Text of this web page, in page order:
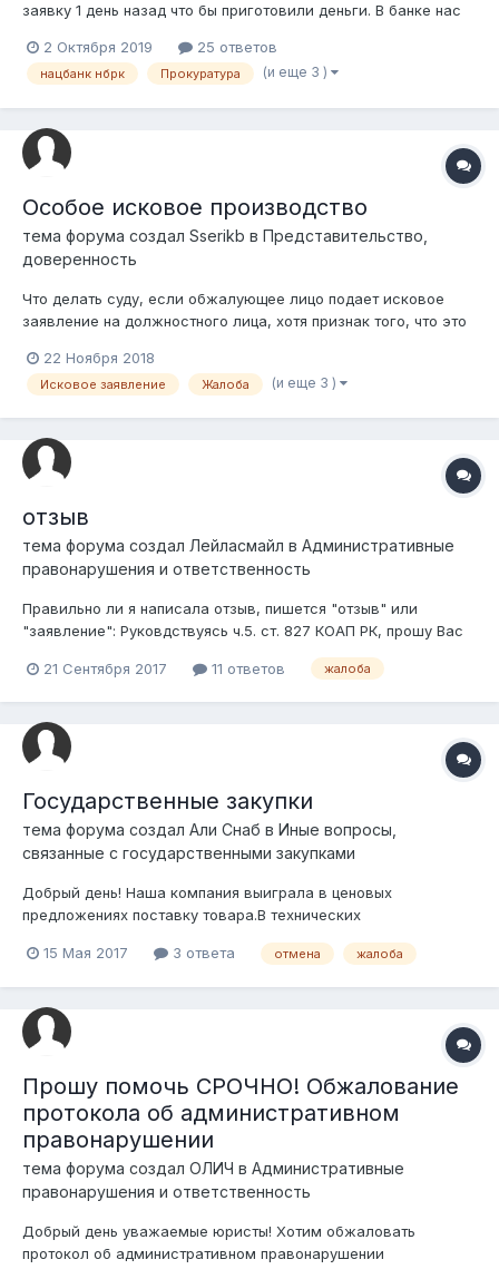
заявку 1 день назад что бы приготовили деньги. В банке нас
осталось денег на кассе. И ещё делают одолжение.
Подскажите пожалуйста, куда звонить? С кем говорить? Это
2 Октября 2019 25 ответов
нацбанк нбрк Прокуратура (и еще 3 )
Особое исковое производство
тема форума создал Sserikb в Представительство,
доверенность
Что делать суду, если обжалующее лицо подает исковое
заявление на должностного лица, хотя признак того, что это
заявления, а из текста заявления и требования
обжалующего лица - это жалоба? И на чем основываются
22 Ноября 2018
Исковое заявление Жалоба (и еще 3 )
отзыв
тема форума создал Лейласмайл в Административные
правонарушения и ответственность
Правильно ли я написала отзыв, пишется "отзыв" или
"заявление": Руковдствуясь ч.5. ст. 827 КОАП РК, прошу Вас
административном правонарушении ХХХ г. №0000 от777777
21 Сентября 2017 11 ответов жалоба
Государственные закупки
тема форума создал Али Снаб в Иные вопросы,
связанные с государственными закупками
Добрый день! Наша компания выиграла в ценовых
предложениях поставку товара.В технических
ламинирован.В данном случае нас подвел поставщик наш
ламинирован. После мы уже искали именно ламинированный
ко...
15 Мая 2017 3 ответа отмена жалоба
Прошу помочь СРОЧНО! Обжалование
протокола об административном
правонарушении
тема форума создал ОЛИЧ в Административные
правонарушения и ответственность
Добрый день уважаемые юристы! Хотим обжаловать
протокол об административном правонарушении